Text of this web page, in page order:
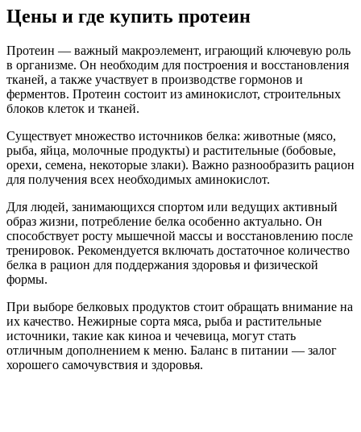
Цены и где купить протеин
Протеин — важный макроэлемент, играющий ключевую роль
в организме. Он необходим для построения и восстановления
тканей, а также участвует в производстве гормонов и
ферментов. Протеин состоит из аминокислот, строительных
блоков клеток и тканей.
Существует множество источников белка: животные (мясо,
рыба, яйца, молочные продукты) и растительные (бобовые,
орехи, семена, некоторые злаки). Важно разнообразить рацион
для получения всех необходимых аминокислот.
Для людей, занимающихся спортом или ведущих активный
образ жизни, потребление белка особенно актуально. Он
способствует росту мышечной массы и восстановлению после
тренировок. Рекомендуется включать достаточное количество
белка в рацион для поддержания здоровья и физической
формы.
При выборе белковых продуктов стоит обращать внимание на
их качество. Нежирные сорта мяса, рыба и растительные
источники, такие как киноа и чечевица, могут стать
отличным дополнением к меню. Баланс в питании — залог
хорошего самочувствия и здоровья.